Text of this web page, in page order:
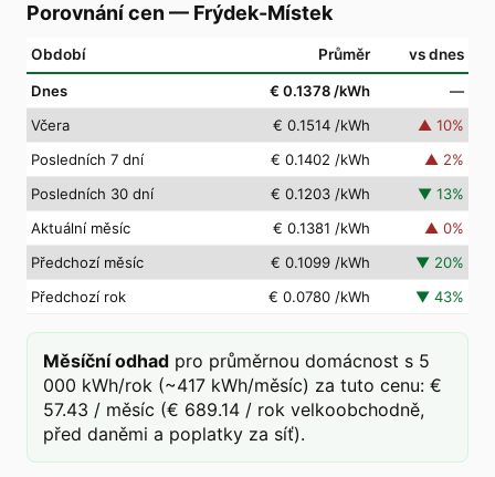
Porovnání cen — Frýdek-Místek
Období Průměr vs dnes
Dnes € 0.1378 /kWh
—
Včera
€ 0.1514 /kWh ▲ 10%
Posledních 7 dní
€ 0.1402 /kWh ▲ 2%
Posledních 30 dní
€ 0.1203 /kWh ▼ 13%
Aktuální měsíc
€ 0.1381 /kWh ▲ 0%
Předchozí měsíc
€ 0.1099 /kWh ▼ 20%
Předchozí rok
€ 0.0780 /kWh ▼ 43%
Měsíční odhad pro průměrnou domácnost s 5
000 kWh/rok (~417 kWh/měsíc) za tuto cenu: €
57.43 / měsíc (€ 689.14 / rok velkoobchodně,
před daněmi a poplatky za síť).